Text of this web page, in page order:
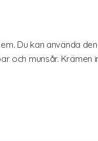
Du kan använda
och munsår. Krämen